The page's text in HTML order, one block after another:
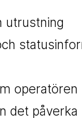
utrustning
påverka